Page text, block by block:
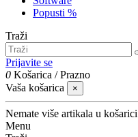
Popusti %
Traži
Prijavite se
0 Košarica /Prazno
Vaša košarica
×
Nemate više artikala u košarici
Menu